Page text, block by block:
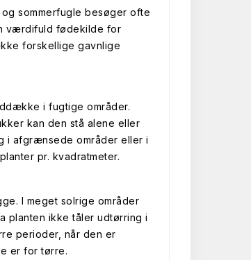
sommerfugle besøger ofte
værdifuld fødekilde for
forskellige gavnlige
i fugtige områder.
kan den stå alene eller
i afgrænsede områder eller i
pr. kvadratmeter.
I meget solrige områder
planten ikke tåler udtørring i
perioder, når den er
er for tørre.